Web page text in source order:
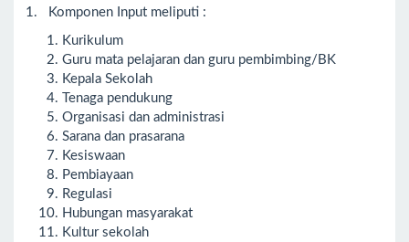
1. Komponen Input meliputi :
Kurikulum
Guru mata pelajaran dan guru pembimbing/BK
Kepala Sekolah
Tenaga pendukung
Organisasi dan administrasi
Sarana dan prasarana
Kesiswaan
Pembiayaan
Regulasi
Hubungan masyarakat
Kultur sekolah